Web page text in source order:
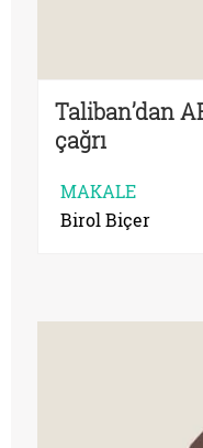
Taliban’dan
çağrı
MAKALE
Birol Biçer